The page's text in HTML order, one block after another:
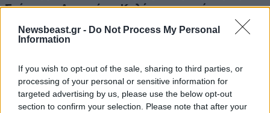
Newsbeast.gr - Do Not Process My Personal
Information
If you wish to opt-out of the sale, sharing to third parties, or
processing of your personal or sensitive information for
targeted advertising by us, please use the below opt-out
section to confirm your selection. Please note that after your
Σκύρο και Λακωνία – Καλύτερη η εικόνα της
φωτιάς στην Κολυμπάδα